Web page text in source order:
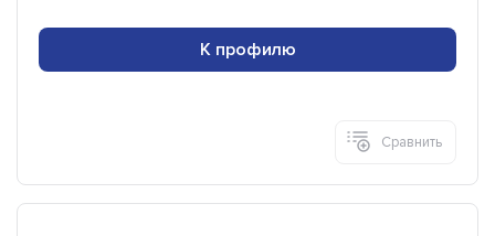
К профилю
Сравнить